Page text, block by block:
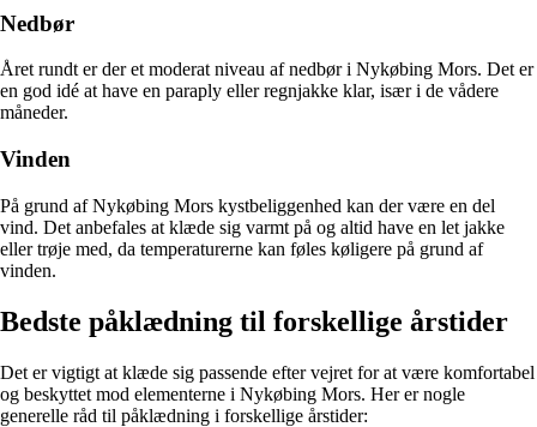
Nedbør
Året rundt er der et moderat niveau af nedbør i Nykøbing Mors. Det er
en god idé at have en paraply eller regnjakke klar, især i de vådere
måneder.
Vinden
På grund af Nykøbing Mors kystbeliggenhed kan der være en del
vind. Det anbefales at klæde sig varmt på og altid have en let jakke
eller trøje med, da temperaturerne kan føles køligere på grund af
vinden.
Bedste påklædning til forskellige årstider
Det er vigtigt at klæde sig passende efter vejret for at være komfortabel
og beskyttet mod elementerne i Nykøbing Mors. Her er nogle
generelle råd til påklædning i forskellige årstider: